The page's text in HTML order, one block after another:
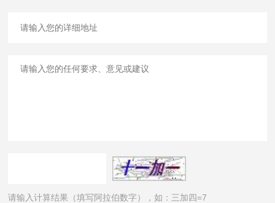
请输入计算结果（填写阿拉伯数字），如：三加四=7